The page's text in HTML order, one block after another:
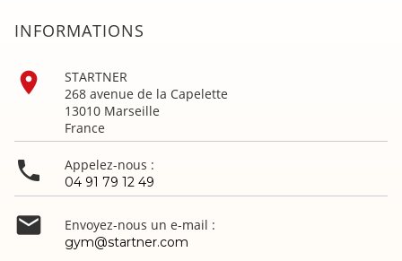
INFORMATIONS

STARTNER
268 avenue de la Capelette
13010 Marseille
France
 Appelez-nous :
04 91 79 12 49
 Envoyez-nous un e-mail :
gym@startner.com